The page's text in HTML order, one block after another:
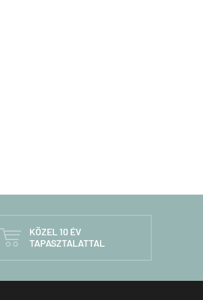

KÖZEL 10 ÉV
TAPASZTALATTAL